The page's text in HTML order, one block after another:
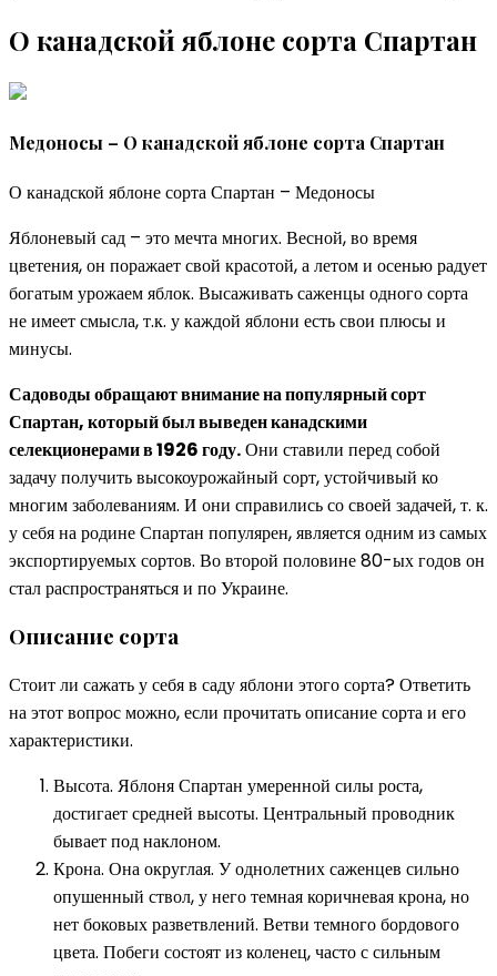
О канадской яблоне сорта Спартан
Медоносы – О канадской яблоне сорта Спартан
О канадской яблоне сорта Спартан – Медоносы
Яблоневый сад – это мечта многих. Весной, во время
цветения, он поражает свой красотой, а летом и осенью радует
богатым урожаем яблок. Высаживать саженцы одного сорта
не имеет смысла, т.к. у каждой яблони есть свои плюсы и
минусы.
Садоводы обращают внимание на популярный сорт
Спартан, который был выведен канадскими
селекционерами в 1926 году.Они ставили перед собой
задачу получить высокоурожайный сорт, устойчивый ко
многим заболеваниям. И они справились со своей задачей, т. к.
у себя на родине Спартан популярен, является одним из самых
экспортируемых сортов. Во второй половине 80-ых годов он
стал распространяться и по Украине.
Описание сорта
Стоит ли сажать у себя в саду яблони этого сорта? Ответить
на этот вопрос можно, если прочитать описание сорта и его
характеристики.
Высота. Яблоня Спартан умеренной силы роста,
достигает средней высоты. Центральный проводник
бывает под наклоном.
Крона. Она округлая. У однолетних саженцев сильно
опушенный ствол, у него темная коричневая крона, но
нет боковых разветвлений. Ветви темного бордового
цвета. Побеги состоят из коленец, часто с сильным